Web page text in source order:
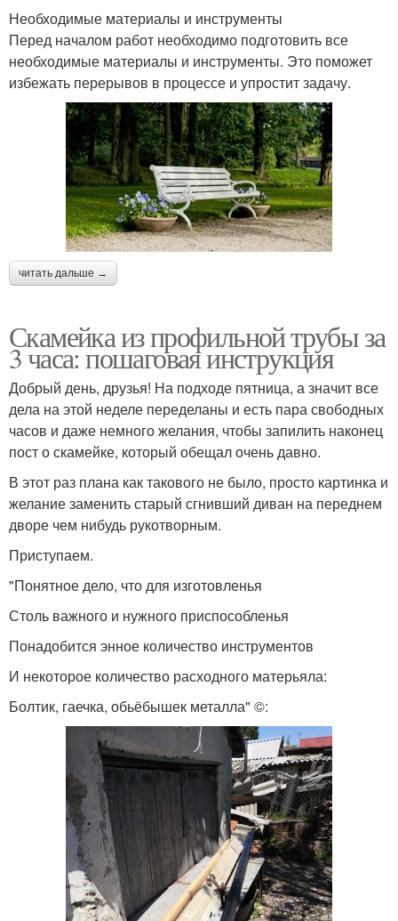
Необходимые материалы и инструменты
Перед началом работ необходимо подготовить все
необходимые материалы и инструменты. Это поможет
избежать перерывов в процессе и упростит задачу.
читать дальше →
Скамейка из профильной трубы за
3 часа: пошаговая инструкция
Добрый день, друзья! На подходе пятница, а значит все
дела на этой неделе переделаны и есть пара свободных
часов и даже немного желания, чтобы запилить наконец
пост о скамейке, который обещал очень давно.
В этот раз плана как такового не было, просто картинка и
желание заменить старый сгнивший диван на переднем
дворе чем нибудь рукотворным.
Приступаем.
"Понятное дело, что для изготовленья
Столь важного и нужного приспособленья
Понадобится энное количество инструментов
И некоторое количество расходного матерьяла:
Болтик, гаечка, обьёбышек металла" ©: